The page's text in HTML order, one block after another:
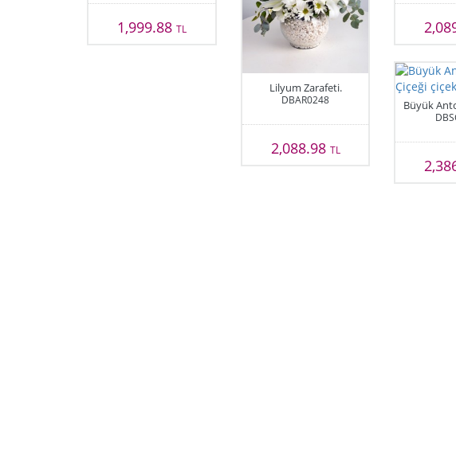
1,999.88 TL
Lilyum Zarafeti.
DBAR0248
2,088.98 TL
Büyük